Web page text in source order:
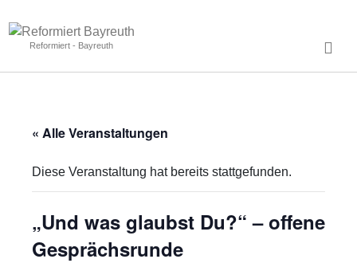
Reformiert - Bayreuth
« Alle Veranstaltungen
Diese Veranstaltung hat bereits stattgefunden.
„Und was glaubst Du?“ – offene
Gesprächsrunde